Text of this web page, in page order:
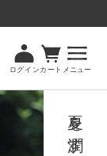
ログイン カート メニュー